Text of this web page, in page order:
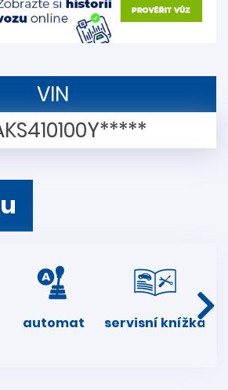
VIN
automat servisní knížka